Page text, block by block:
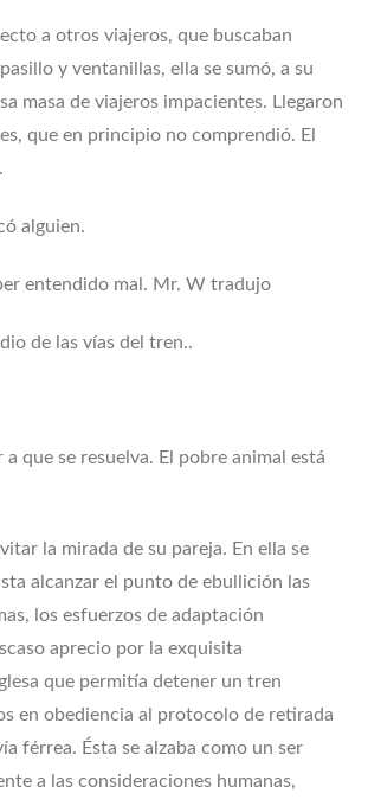
a otros viajeros, que buscaban
y ventanillas, ella se sumó, a su
masa de viajeros impacientes. Llegaron
que en principio no comprendió. El
alguien.
entendido mal. Mr. W tradujo
de las vías del tren..
a que se resuelva. El pobre animal está
la mirada de su pareja. En ella se
alcanzar el punto de ebullición las
los esfuerzos de adaptación
aprecio por la exquisita
que permitía detener un tren
en obediencia al protocolo de retirada
férrea. Ésta se alzaba como un ser
a las consideraciones humanas,